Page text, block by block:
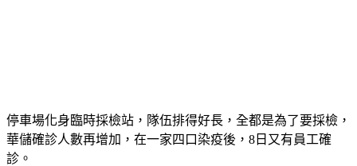
停車場化身臨時採檢站，隊伍排得好長，全都是為了要採檢，
華儲確診人數再增加，在一家四口染疫後，8日又有員工確
診。